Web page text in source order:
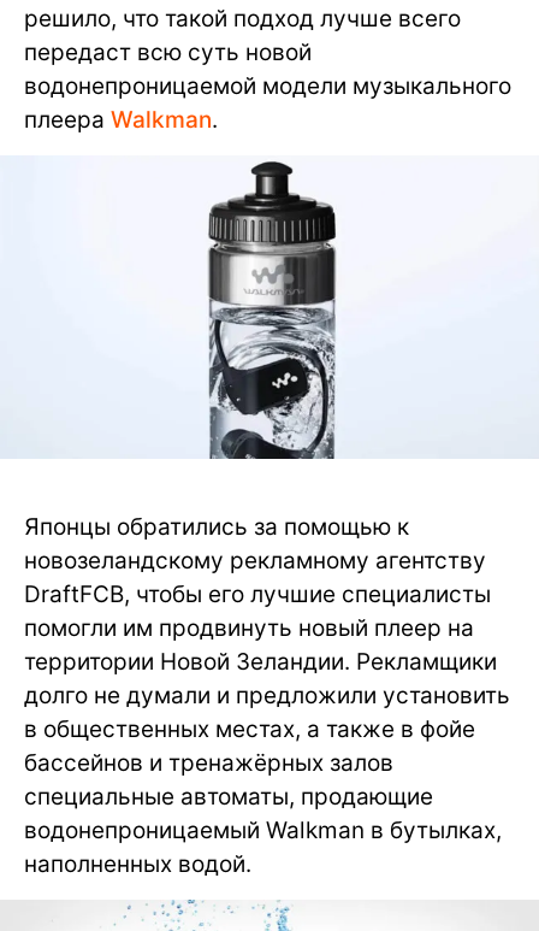
решило, что такой подход лучше всего
передаст всю суть новой
водонепроницаемой модели музыкального
плеера Walkman.
Японцы обратились за помощью к
новозеландскому рекламному агентству
DraftFCB, чтобы его лучшие специалисты
помогли им продвинуть новый плеер на
территории Новой Зеландии. Рекламщики
долго не думали и предложили установить
в общественных местах, а также в фойе
бассейнов и тренажёрных залов
специальные автоматы, продающие
водонепроницаемый Walkman в бутылках,
наполненных водой.